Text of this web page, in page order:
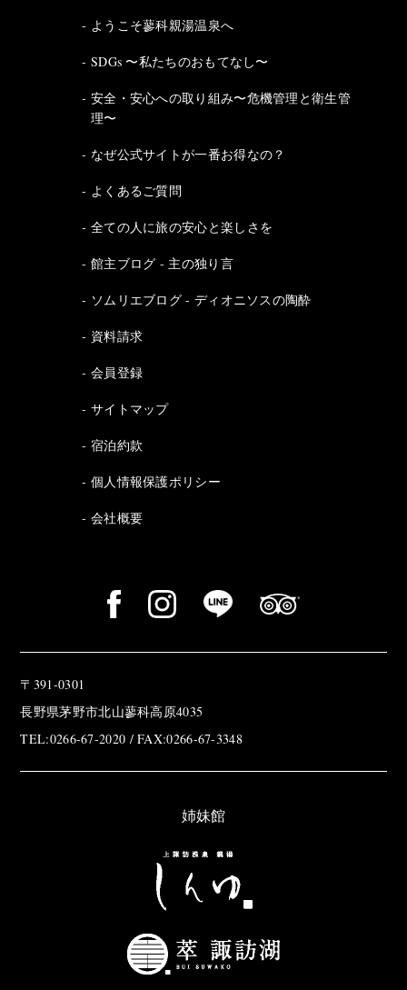
ようこそ蓼科親湯温泉へ
SDGs 〜私たちのおもてなし〜
安全・安心への取り組み〜危機管理と衛生管
理〜
なぜ公式サイトが一番お得なの？
よくあるご質問
全ての人に旅の安心と楽しさを
館主ブログ - 主の独り言
ソムリエブログ - ディオニソスの陶酔
資料請求
会員登録
サイトマップ
宿泊約款
個人情報保護ポリシー
会社概要
〒391-0301
長野県茅野市北山蓼科高原4035
TEL:0266-67-2020 / FAX:0266-67-3348
姉妹館